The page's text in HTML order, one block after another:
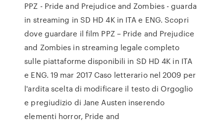
PPZ - Pride and Prejudice and Zombies - guarda
in streaming in SD HD 4K in ITA e ENG. Scopri
dove guardare il film PPZ – Pride and Prejudice
and Zombies in streaming legale completo
sulle piattaforme disponibili in SD HD 4K in ITA
e ENG. 19 mar 2017 Caso letterario nel 2009 per
l'ardita scelta di modificare il testo di Orgoglio
e pregiudizio di Jane Austen inserendo
elementi horror, Pride and